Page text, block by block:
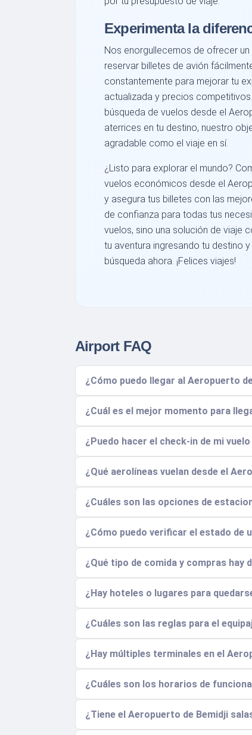
Experimenta la
Nos enorgullecemos de ofrecer
reservar billetes de avión
constantemente para mejorar tu
actualizada y precios
búsqueda de vuelos desde el
aterrices en tu destino, nuestro
agradable como el viaje en sí.
¿Listo para explorar el mundo?
vuelos económicos desde el
y asegura tus billetes con las
de confianza para todas tus
vuelos, sino una solución de viaje
tu aventura ingresando tu destino
búsqueda ahora. ¡Felices viajes!
Airport FAQ
¿Cómo puedo llegar al Aeropuerto
¿Cuál es el mejor momento para
¿Puedo hacer el check-in de mi
¿Qué aerolíneas vuelan desde el
¿Cuáles son las opciones de
¿Cómo puedo verificar el estado de
¿Qué tipo de comida y compras hay
¿Hay hoteles o lugares para
¿Cuáles son las reglas para el
¿Hay múltiples terminales en el
¿Cuáles son los horarios de
¿Tiene el Aeropuerto de Bemidji